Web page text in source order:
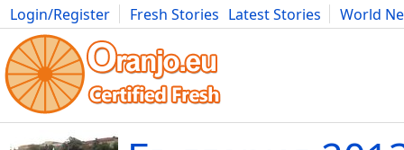
Login/Register Fresh Stories Latest Stories
World
Movies Anime Music Art Cars Advice Science